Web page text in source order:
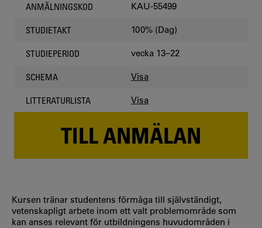
ANMÄLNINGSKOD KAU-55499
STUDIETAKT 100% (Dag)
STUDIEPERIOD vecka 13–22
SCHEMA Visa
LITTERATURLISTA Visa
TILL ANMÄLAN
Kursen tränar studentens förmåga till självständigt,
vetenskapligt arbete inom ett valt problemområde som
kan anses relevant för utbildningens huvudområden i